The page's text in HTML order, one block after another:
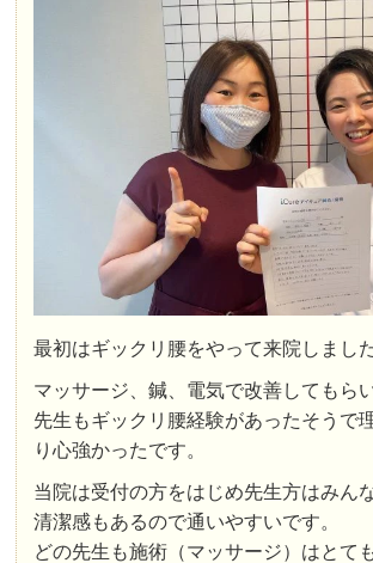
最初はギックリ腰をやって来院しました
マッサージ、鍼、電気で改善してもら
先生もギックリ腰経験があったそうで
り心強かったです。
当院は受付の方をはじめ先生方はみん
清潔感もあるので通いやすいです。
どの先生も施術（マッサージ）はとて